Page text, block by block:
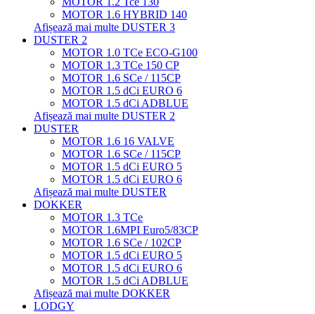
MOTOR 1.6 HYBRID 140
Afișează mai multe DUSTER 3
DUSTER 2
MOTOR 1.0 TCe ECO-G100
MOTOR 1.3 TCe 150 CP
MOTOR 1.6 SCe / 115CP
MOTOR 1.5 dCi EURO 6
MOTOR 1.5 dCi ADBLUE
Afișează mai multe DUSTER 2
DUSTER
MOTOR 1.6 16 VALVE
MOTOR 1.6 SCe / 115CP
MOTOR 1.5 dCi EURO 5
MOTOR 1.5 dCi EURO 6
Afișează mai multe DUSTER
DOKKER
MOTOR 1.3 TCe
MOTOR 1.6MPI Euro5/83CP
MOTOR 1.6 SCe / 102CP
MOTOR 1.5 dCi EURO 5
MOTOR 1.5 dCi EURO 6
MOTOR 1.5 dCi ADBLUE
Afișează mai multe DOKKER
LODGY